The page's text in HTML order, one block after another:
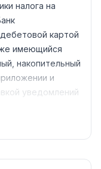
налога на
картой
имеющийся
накопительный
и
уведомлений
—